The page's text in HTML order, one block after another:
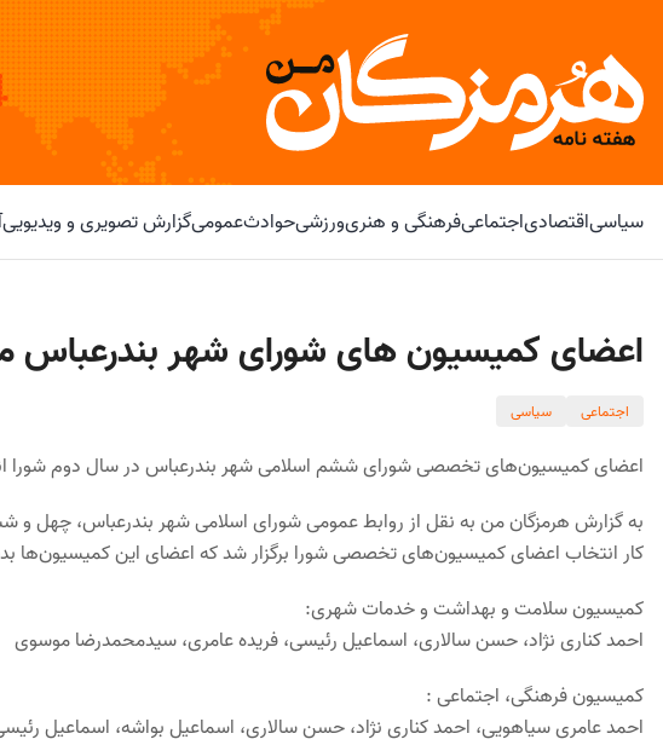
سیاسیاقتصادیاجتماعیفرهنگی و هنریورزشیحوادثعمومیگزارش تصویری و ویدیویی
اعضای کمیسیون های شورای شهر
اجتماعی سیاسی
اعضای کمیسیون‌های تخصصی شورای ششم اسلامی شهر بندرعباس در سال دوم شورا
به گزارش هرمزگان من به نقل از روابط عمومی شورای اسلامی شهر بندرعباس، چهل
کار انتخاب اعضای کمیسیون‌های تخصصی شورا برگزار شد که اعضای این کمیسیون‌ها
کمیسیون سلامت و بهداشت و خدمات شهری:
احمد کناری نژاد، حسن سالاری، اسماعیل رئیسی، فریده عامری، سیدمحمدرضا موسوی
کمیسیون فرهنگی، اجتماعی :
احمد عامری سیاهویی، احمد کناری نژاد، حسن سالاری، اسماعیل بواشه، اسماعیل